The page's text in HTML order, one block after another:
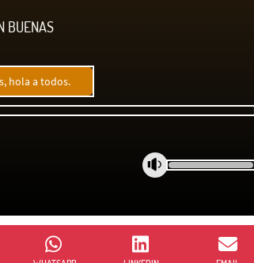
BUENAS
hola a todos.